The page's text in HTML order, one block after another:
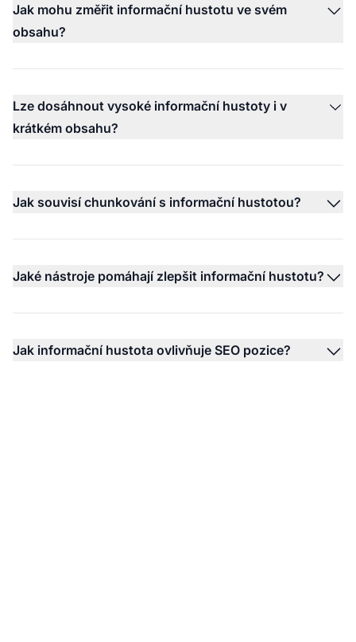
Jak mohu změřit informační hustotu ve svém
obsahu?
Lze dosáhnout vysoké informační hustoty i v
krátkém obsahu?
Jak souvisí chunkování s informační hustotou?
Jaké nástroje pomáhají zlepšit informační hustotu?
Jak informační hustota ovlivňuje SEO pozice?